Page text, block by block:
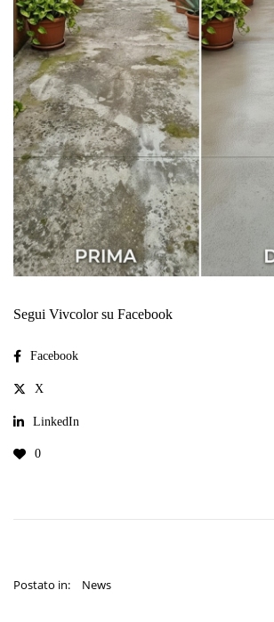
Segui Vivcolor su Facebook
Facebook
X
LinkedIn
0
Postato in: News